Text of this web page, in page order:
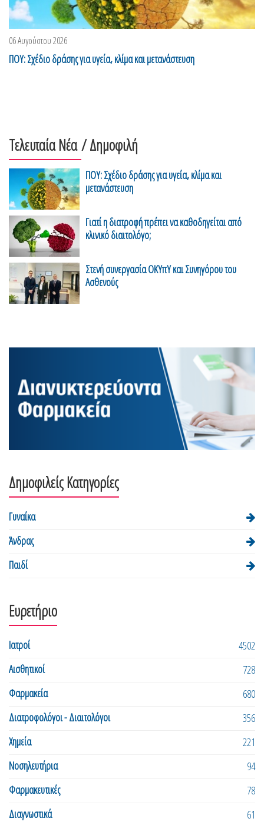
06 Αυγούστου 2026
ΠΟΥ: Σχέδιο δράσης για υγεία, κλίμα και μετανάστευση
Τελευταία Νέα/ Δημοφιλή
ΠΟΥ: Σχέδιο δράσης για υγεία, κλίμα και
μετανάστευση
Γιατί η διατροφή πρέπει να καθοδηγείται από
κλινικό διαιτολόγο;
Στενή συνεργασία ΟΚΥπΥ και Συνηγόρου του
Ασθενούς
Δημοφιλείς Κατηγορίες
Γυναίκα
Άνδρας
Παιδί
Ευρετήριο
Ιατροί
4502
Αισθητικοί
728
Φαρμακεία
680
Διατροφολόγοι - Διαιτολόγοι
356
Χημεία
221
Νοσηλευτήρια
94
Φαρμακευτικές
78
Διαγνωστικά
61